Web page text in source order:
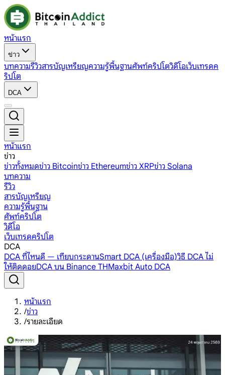
หน้าแรก
ข่าว
บทความรีวิวสารบัญเหรียญความรู้พื้นฐานศัพท์คริปโตวิดีโอเว็บเทรดค
ริปโต
DCA
หน้าแรก
ข่าว
ข่าวทั้งหมดข่าว Bitcoinข่าว Ethereumข่าว XRPข่าว Solana
บทความ
รีวิว
สารบัญเหรียญ
ความรู้พื้นฐาน
ศัพท์คริปโต
วิดีโอ
เว็บเทรดคริปโต
DCA
DCA ที่ไหนดี — เทียบกระดานSmart DCA (เครื่องมือ)วิธี DCA ไม่
ให้ติดดอยDCA บน Binance THMaxbit Auto DCA
หน้าแรก
/ข่าว
/รายละเอียด